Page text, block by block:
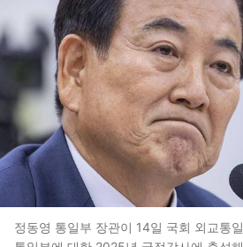
정동영 통일부 장관이 14일 국회 외교통